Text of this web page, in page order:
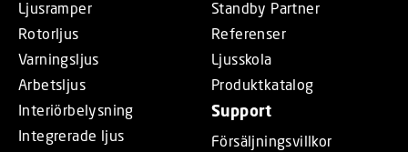
Ljusramper
Rotorljus
Varningsljus
Arbetsljus
Interiörbelysning
Integrerade ljus
Standby Partner
Referenser
Ljusskola
Produktkatalog
Support
Försäljningsvillkor